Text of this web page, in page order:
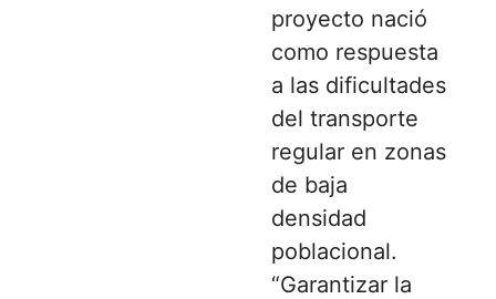
proyecto nació
como respuesta
a las dificultades
del transporte
regular en zonas
de baja
densidad
poblacional.
“Garantizar la